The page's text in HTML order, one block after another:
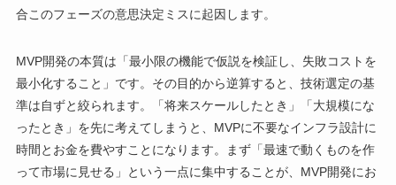
合このフェーズの意思決定ミスに起因します。
MVP開発の本質は「最小限の機能で仮説を検証し、失敗コストを
最小化すること」です。その目的から逆算すると、技術選定の基
準は自ずと絞られます。「将来スケールしたとき」「大規模にな
ったとき」を先に考えてしまうと、MVPに不要なインフラ設計に
時間とお金を費やすことになります。まず「最速で動くものを作
って市場に見せる」という一点に集中することが、MVP開発にお